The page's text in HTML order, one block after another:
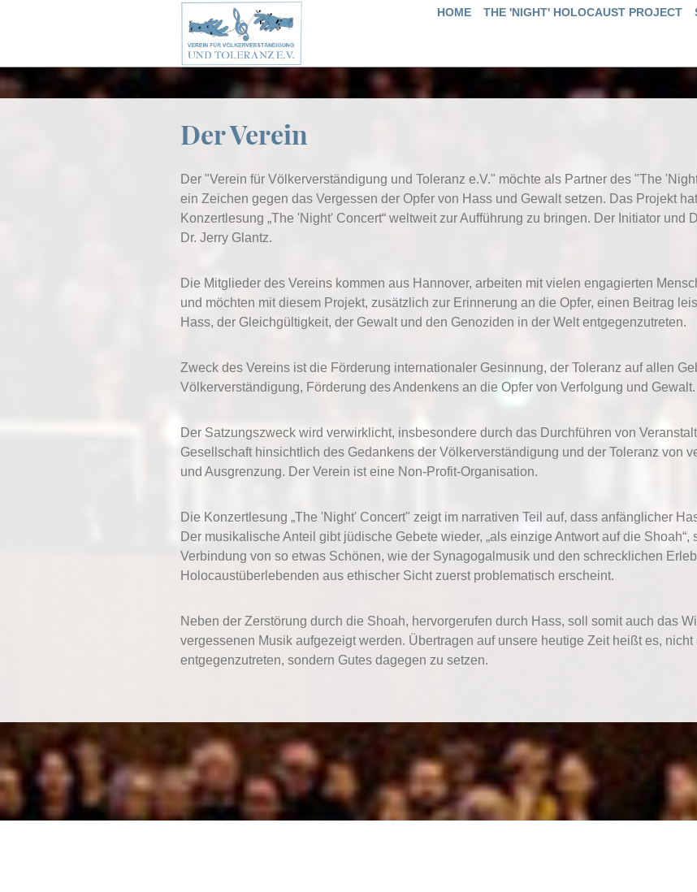
HOME THE 'NIGHT' HOLOCAUST PROJECT
Der Verein
Der "Verein für Völkerverständigung und Toleranz e.V." möchte als Partner des "The
ein Zeichen gegen das Vergessen der Opfer von Hass und Gewalt setzen. Das Projekt
Konzertlesung „The 'Night' Concert“ weltweit zur Aufführung zu bringen. Der Initiator und
Dr. Jerry Glantz.
Die Mitglieder des Vereins kommen aus Hannover, arbeiten mit vielen engagierten
und möchten mit diesem Projekt, zusätzlich zur Erinnerung an die Opfer, einen Beitrag
Hass, der Gleichgültigkeit, der Gewalt und den Genoziden in der Welt entgegenzutreten.
Zweck des Vereins ist die Förderung internationaler Gesinnung, der Toleranz auf allen
Völkerverständigung, Förderung des Andenkens an die Opfer von Verfolgung und Gewalt.
Der Satzungszweck wird verwirklicht, insbesondere durch das Durchführen von
Gesellschaft hinsichtlich des Gedankens der Völkerverständigung und der Toleranz von
und Ausgrenzung. Der Verein ist eine Non-Profit-Organisation.
Die Konzertlesung „The 'Night' Concert" zeigt im narrativen Teil auf, dass anfänglicher
Der musikalische Anteil gibt jüdische Gebete wieder, „als einzige Antwort auf die Shoah“,
Verbindung von so etwas Schönen, wie der Synagogalmusik und den schrecklichen
Holocaustüberlebenden aus ethischer Sicht zuerst problematisch erscheint.
Neben der Zerstörung durch die Shoah, hervorgerufen durch Hass, soll somit auch das
vergessenen Musik aufgezeigt werden. Übertragen auf unsere heutige Zeit heißt es,
entgegenzutreten, sondern Gutes dagegen zu setzen.